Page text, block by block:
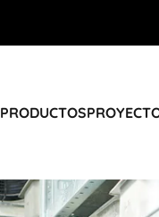
PRODUCTOS